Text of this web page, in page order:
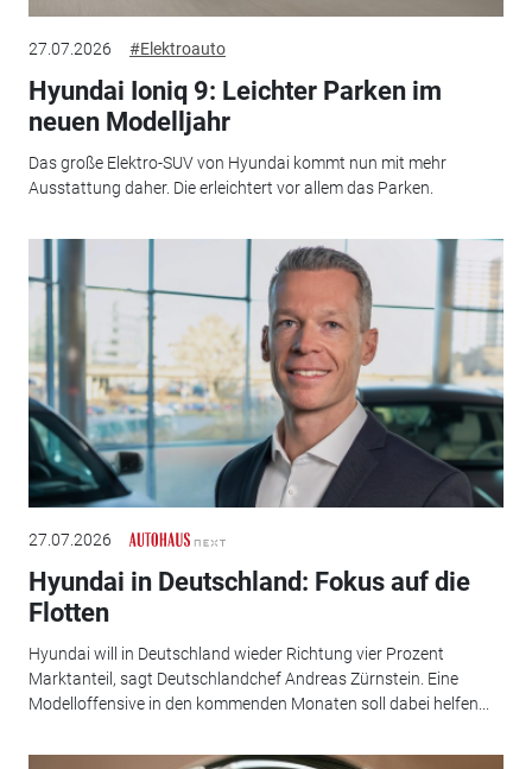
27.07.2026 #Elektroauto
Hyundai Ioniq 9: Leichter Parken im
neuen Modelljahr
Das große Elektro-SUV von Hyundai kommt nun mit mehr
Ausstattung daher. Die erleichtert vor allem das Parken.
27.07.2026
Hyundai in Deutschland: Fokus auf die
Flotten
Hyundai will in Deutschland wieder Richtung vier Prozent
Marktanteil, sagt Deutschlandchef Andreas Zürnstein. Eine
Modelloffensive in den kommenden Monaten soll dabei helfen...